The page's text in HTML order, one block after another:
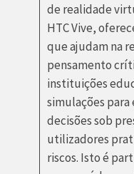
de realidade
HTC Vive,
que ajudam na
pensamento
instituições
simulações para
decisões sob
utilizadores
riscos. Isto é